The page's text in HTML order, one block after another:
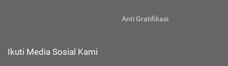
Anti Gratifikasi
Ikuti Media Sosial Kami